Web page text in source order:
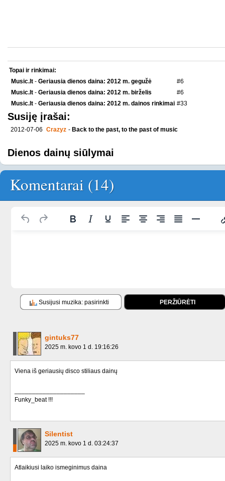
Topai ir rinkimai:
Music.lt - Geriausia dienos daina: 2012 m. gegužė
#6
Music.lt - Geriausia dienos daina: 2012 m. birželis
#6
Music.lt - Geriausia dienos daina: 2012 m. dainos rinkimai #33
Susiję įrašai:
2012-07-06 Crazyz - Back to the past, to the past of music
Dienos dainų siūlymai
Komentarai (14)
Susijusi muzika: pasirinkti PERŽIŪRĖTI
gintuks77
2025 m. kovo 1 d. 19:16:26
Viena iš geriausių disco stiliaus dainų
Funky_beat !!!
Silentist
2025 m. kovo 1 d. 03:24:37
Atlaikiusi laiko ismeginimus daina